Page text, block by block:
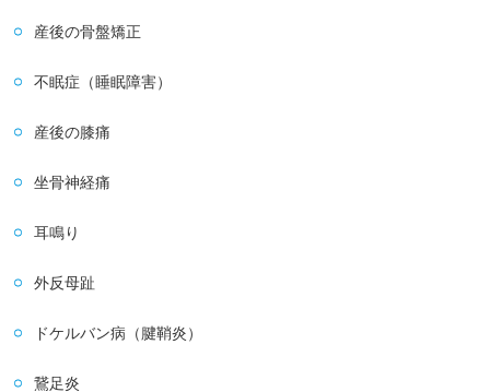
産後の骨盤矯正
不眠症（睡眠障害）
産後の膝痛
坐骨神経痛
耳鳴り
外反母趾
ドケルバン病（腱鞘炎）
鵞足炎